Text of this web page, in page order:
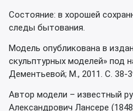
Состояние: в хорошей
следы бытования.
Модель опубликована в
скульптурных моделей» под
Дементьевой; М., 2011. С. 38-
Автор модели – известный
Александрович Лансере